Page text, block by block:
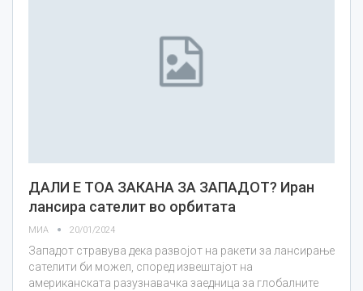
ДАЛИ Е ТОА ЗАКАНА ЗА ЗАПАДОТ? Иран
лансира сателит во орбитата
МИА 20/01/2024
Западот стравува дека развојот на ракети за лансирање
сателити би можел, според извештајот на
американската разузнавачка заедница за глобалните